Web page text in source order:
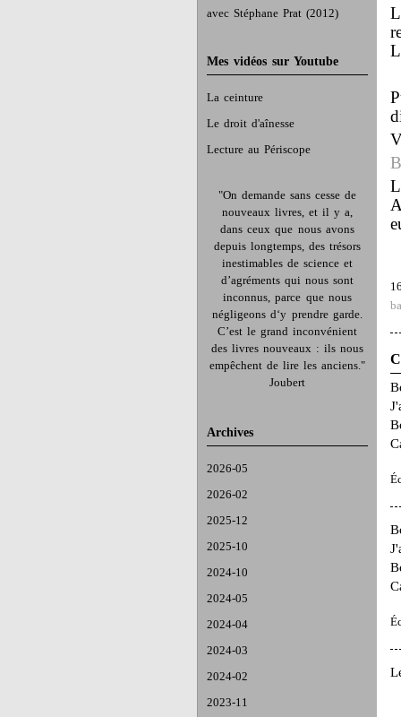
avec Stéphane Prat (2012)
Mes vidéos sur Youtube
La ceinture
Le droit d'aînesse
Lecture au Périscope
"On demande sans cesse de
nouveaux livres, et il y a,
dans ceux que nous avons
depuis longtemps, des trésors
inestimables de science et
d’agréments qui nous sont
inconnus, parce que nous
négligeons d‘y prendre garde.
C’est le grand inconvénient
des livres nouveaux : ils nous
empêchent de lire les anciens."
Joubert
Archives
2026-05
2026-02
2025-12
2025-10
2024-10
2024-05
2024-04
2024-03
2024-02
2023-11